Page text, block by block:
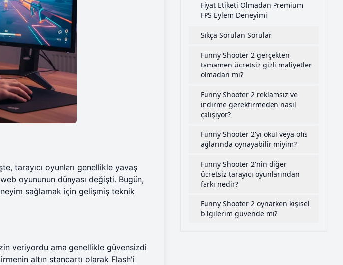
tarayıcı oyunları genellikle yavaş
oyununun dünyası değişti. Bugün,
sağlamak için gelişmiş teknik
veriyordu ama genellikle güvensizdi
altın standartı olarak Flash'i
Fiyat Etiketi Olmadan Premium
FPS Eylem Deneyimi
Sıkça Sorulan Sorular
Funny Shooter 2 gerçekten
tamamen ücretsiz gizli maliyetler
olmadan mı?
Funny Shooter 2 reklamsız ve
indirme gerektirmeden nasıl
çalışıyor?
Funny Shooter 2'yi okul veya ofis
ağlarında oynayabilir miyim?
Funny Shooter 2'nin diğer
ücretsiz tarayıcı oyunlarından
farkı nedir?
Funny Shooter 2 oynarken kişisel
bilgilerim güvende mi?